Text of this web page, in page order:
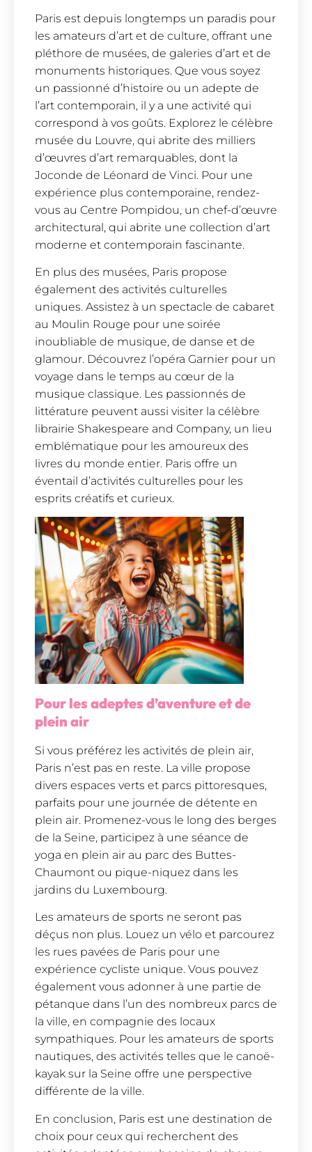
Paris est depuis longtemps un paradis pour
les amateurs d’art et de culture, offrant une
pléthore de musées, de galeries d’art et de
monuments historiques. Que vous soyez
un passionné d’histoire ou un adepte de
l’art contemporain, il y a une activité qui
correspond à vos goûts. Explorez le célèbre
musée du Louvre, qui abrite des milliers
d’œuvres d’art remarquables, dont la
Joconde de Léonard de Vinci. Pour une
expérience plus contemporaine, rendez-
vous au Centre Pompidou, un chef-d’œuvre
architectural, qui abrite une collection d’art
moderne et contemporain fascinante.
En plus des musées, Paris propose
également des activités culturelles
uniques. Assistez à un spectacle de cabaret
au Moulin Rouge pour une soirée
inoubliable de musique, de danse et de
glamour. Découvrez l’opéra Garnier pour un
voyage dans le temps au cœur de la
musique classique. Les passionnés de
littérature peuvent aussi visiter la célèbre
librairie Shakespeare and Company, un lieu
emblématique pour les amoureux des
livres du monde entier. Paris offre un
éventail d’activités culturelles pour les
esprits créatifs et curieux.
Pour les adeptes d’aventure et de
plein air
Si vous préférez les activités de plein air,
Paris n’est pas en reste. La ville propose
divers espaces verts et parcs pittoresques,
parfaits pour une journée de détente en
plein air. Promenez-vous le long des berges
de la Seine, participez à une séance de
yoga en plein air au parc des Buttes-
Chaumont ou pique-niquez dans les
jardins du Luxembourg.
Les amateurs de sports ne seront pas
déçus non plus. Louez un vélo et parcourez
les rues pavées de Paris pour une
expérience cycliste unique. Vous pouvez
également vous adonner à une partie de
pétanque dans l’un des nombreux parcs de
la ville, en compagnie des locaux
sympathiques. Pour les amateurs de sports
nautiques, des activités telles que le canoë-
kayak sur la Seine offre une perspective
différente de la ville.
En conclusion, Paris est une destination de
choix pour ceux qui recherchent des